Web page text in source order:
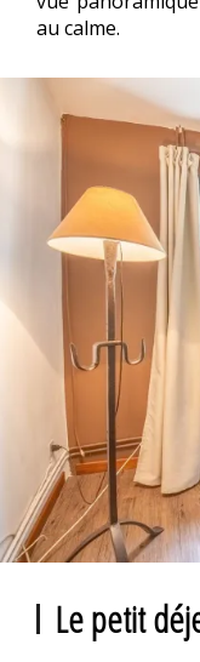
au calme.
Le petit